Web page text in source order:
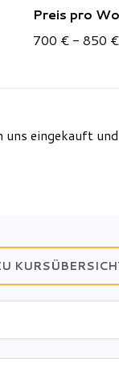
Preis pro
700 € - 850 €
eingekauft und